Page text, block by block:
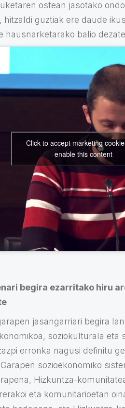
ostean jasotako
hitzaldi guztiak ere daude
hausnarketarako balio
Click to accept marketing
enable this content
begira ezarritako hiru
jasangarriari begira
soziokulturala eta
erronka nagusi definitu
sozioekonomiko
Hizkuntza-
eta komunitarioetan